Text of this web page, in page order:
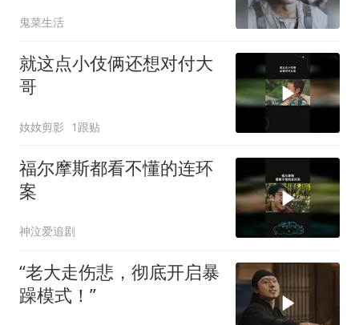
鬼菜生活
就这点小伎俩还想对付大
哥
奻奻剪影 1跟贴
福尔摩斯都看不懂的连环
案
神泣爱追剧
“老大走伤悲，彻底开启暴
躁模式！”